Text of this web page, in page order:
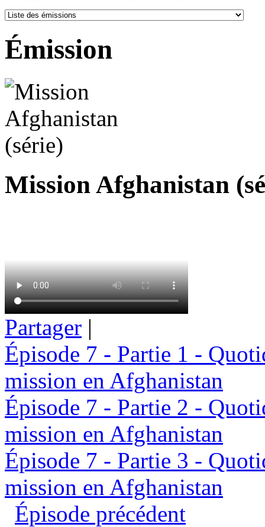
Émission
Mission Afghanistan
Partager |
Épisode 7 - Partie 1 -
mission en Afghanistan
Épisode 7 - Partie 2 -
mission en Afghanistan
Épisode 7 - Partie 3 -
mission en Afghanistan
Épisode précédent